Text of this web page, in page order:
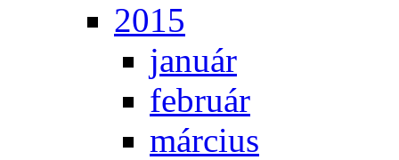
2015
ja­nu­ár
feb­ru­ár
már­ci­us